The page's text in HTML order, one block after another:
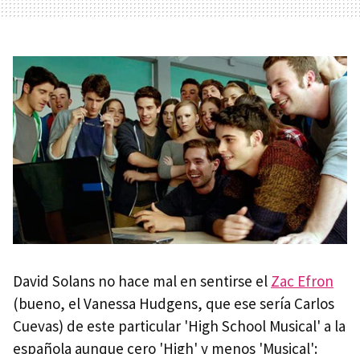
David Solans no hace mal en sentirse el Zac Efron
(bueno, el Vanessa Hudgens, que ese sería Carlos
Cuevas) de este particular 'High School Musical' a la
española aunque cero 'High' y menos 'Musical':